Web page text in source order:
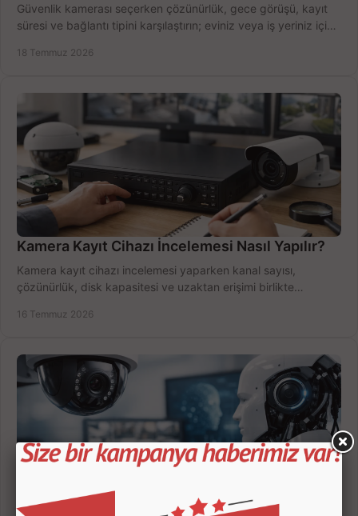
Güvenlik kamerası seçerken çözünürlük, gece görüşü, kayıt
süresi ve bağlantı tipini karşılaştırın; eviniz veya iş yeriniz için
18 Temmuz 2026
Kamera Kayıt Cihazı İncelemesi Nasıl Yapılır?
Kamera kayıt cihazı incelemesi yaparken kanal sayısı,
çözünürlük, disk kapasitesi ve uzaktan erişimi birlikte
16 Temmuz 2026
Yapay Zekalı Güvenlik Kameraları Nasıl Seçilir?